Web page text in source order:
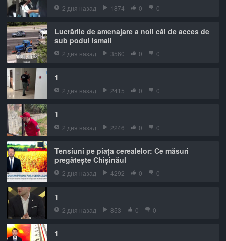
2 дня назад 1874 0 0
Lucrările de amenajare a noii căi de acces de
sub podul Ismail
2 дня назад 3560 0 0
1
2 дня назад 2415 0 0
1
2 дня назад 2246 0 0
Tensiuni pe piața cerealelor: Ce măsuri
pregătește Chișinăul
2 дня назад 4292 0 0
1
2 дня назад 853 0 0
1